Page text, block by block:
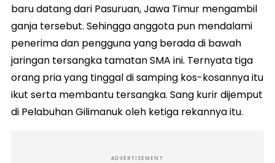
baru datang dari Pasuruan, Jawa Timur mengambil
ganja tersebut. Sehingga anggota pun mendalami
penerima dan pengguna yang berada di bawah
jaringan tersangka tamatan SMA ini. Ternyata tiga
orang pria yang tinggal di samping kos-kosannya itu
ikut serta membantu tersangka. Sang kurir dijemput
di Pelabuhan Gilimanuk oleh ketiga rekannya itu.
ADVERTISEMENT